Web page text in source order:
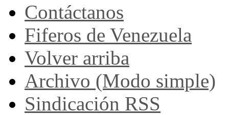
Contáctanos
Fiferos de Venezuela
Volver arriba
Archivo (Modo simple)
Sindicación RSS